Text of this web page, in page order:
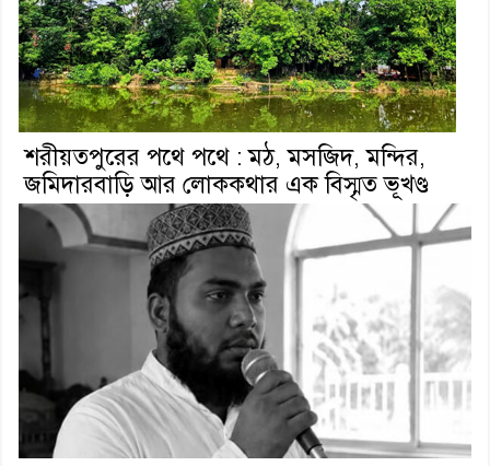
শরীয়তপুরের পথে পথে : মঠ, মসজিদ, মন্দির,
জমিদারবাড়ি আর লোককথার এক বিস্মৃত ভূখণ্ড